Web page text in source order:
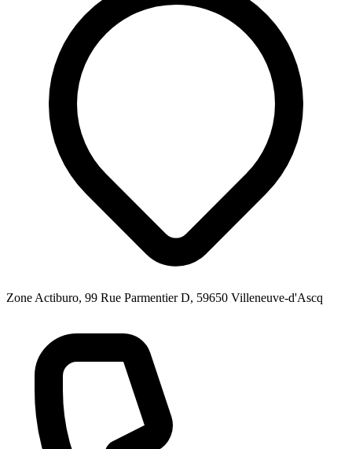
Zone Actiburo, 99 Rue Parmentier D, 59650 Villeneuve-d'Ascq